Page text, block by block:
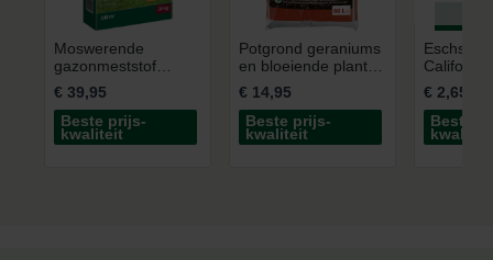
Moswerende
gazonmeststof
Humifirst 20kg
€ 39,95
Beste prijs-
kwaliteit
Potgrond geraniums
en bloeiende planten
60L
€ 14,95
Beste prijs-
kwaliteit
€ 2,65
Beste
kwaliteit